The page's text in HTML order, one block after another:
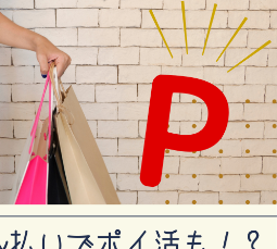
暮らし
学び・教育